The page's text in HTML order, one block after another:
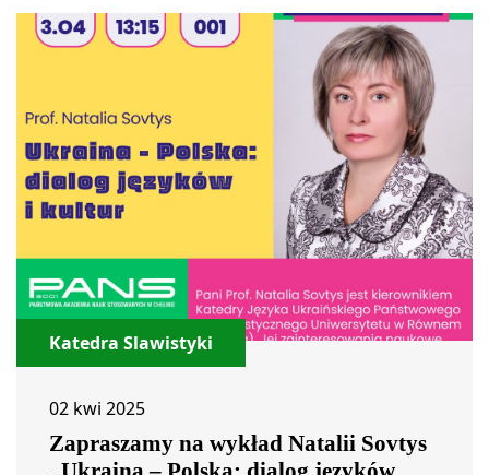
Katedra Slawistyki
02 kwi 2025
Zapraszamy na wykład Natalii Sovtys